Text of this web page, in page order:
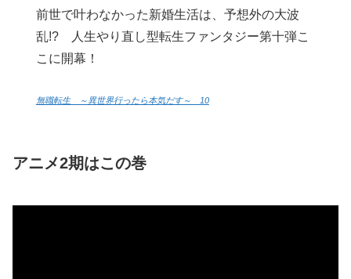
前世で叶わなかった新婚生活は、予想外の大波
乱!? 人生やり直し型転生ファンタジー第十弾こ
こに開幕！
無職転生 ～異世界行ったら本気だす～ 10
アニメ2期はこの巻